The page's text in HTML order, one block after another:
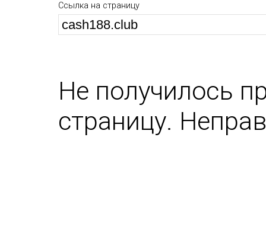
Ссылка на страницу
Не получилось
страницу.